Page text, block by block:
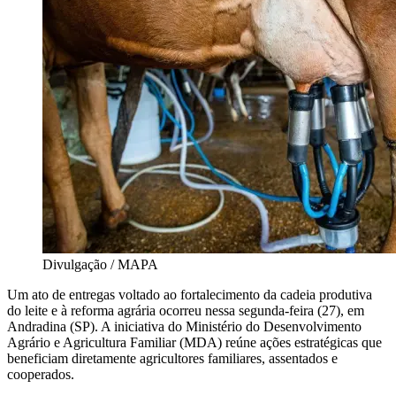
Divulgação / MAPA
Um ato de entregas voltado ao fortalecimento da cadeia produtiva
do leite e à reforma agrária ocorreu nessa segunda-feira (27), em
Andradina (SP). A iniciativa do Ministério do Desenvolvimento
Agrário e Agricultura Familiar (MDA) reúne ações estratégicas que
beneficiam diretamente agricultores familiares, assentados e
cooperados.